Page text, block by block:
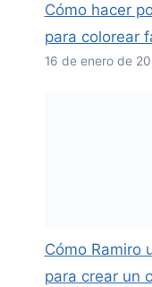
Cómo hacer
para colorear
16 de enero de
Cómo Ramiro
para crear un